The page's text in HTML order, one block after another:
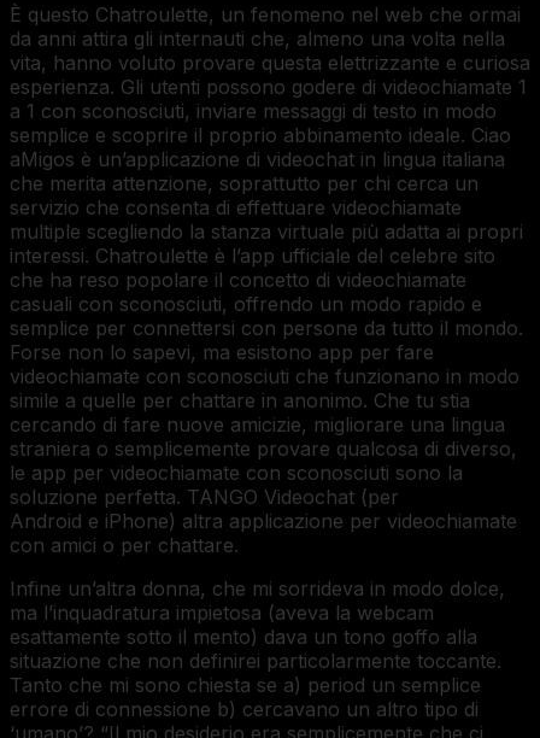
È questo Chatroulette, un fenomeno nel web che ormai
da anni attira gli internauti che, almeno una volta nella
vita, hanno voluto provare questa elettrizzante e curiosa
esperienza. Gli utenti possono godere di videochiamate 1
a 1 con sconosciuti, inviare messaggi di testo in modo
semplice e scoprire il proprio abbinamento ideale. Ciao
aMigos è un’applicazione di videochat in lingua italiana
che merita attenzione, soprattutto per chi cerca un
servizio che consenta di effettuare videochiamate
multiple scegliendo la stanza virtuale più adatta ai propri
interessi. Chatroulette è l’app ufficiale del celebre sito
che ha reso popolare il concetto di videochiamate
casuali con sconosciuti, offrendo un modo rapido e
semplice per connettersi con persone da tutto il mondo.
Forse non lo sapevi, ma esistono app per fare
videochiamate con sconosciuti che funzionano in modo
simile a quelle per chattare in anonimo. Che tu stia
cercando di fare nuove amicizie, migliorare una lingua
straniera o semplicemente provare qualcosa di diverso,
le app per videochiamate con sconosciuti sono la
soluzione perfetta. TANGO Videochat (per
Android e iPhone) altra applicazione per videochiamate
con amici o per chattare.
Infine un’altra donna, che mi sorrideva in modo dolce,
ma l’inquadratura impietosa (aveva la webcam
esattamente sotto il mento) dava un tono goffo alla
situazione che non definirei particolarmente toccante.
Tanto che mi sono chiesta se a) period un semplice
errore di connessione b) cercavano un altro tipo di
‘umano’? “Il mio desiderio era semplicemente che ci